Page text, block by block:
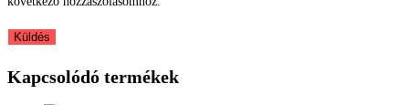
Kapcsolódó termékek